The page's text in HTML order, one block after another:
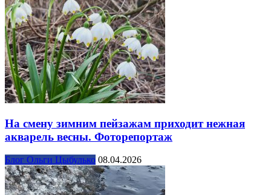
На смену зимним пейзажам приходит нежная
акварель весны. Фоторепортаж
Блог Ольги Цыбулько 08.04.2026